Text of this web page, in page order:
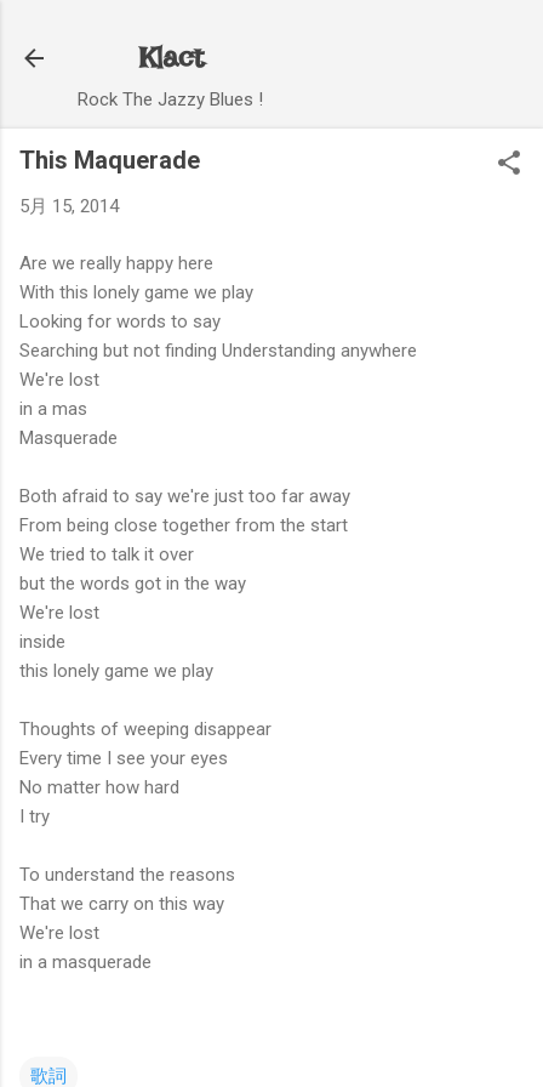
Klact
Rock The Jazzy Blues !
This Maquerade
5月 15, 2014
Are we really happy here
With this lonely game we play
Looking for words to say
Searching but not finding Understanding anywhere
We're lost
in a mas
Masquerade
Both afraid to say we're just too far away
From being close together from the start
We tried to talk it over
but the words got in the way
We're lost
inside
this lonely game we play
Thoughts of weeping disappear
Every time I see your eyes
No matter how hard
I try
To understand the reasons
That we carry on this way
We're lost
in a masquerade
歌詞